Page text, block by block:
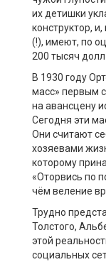
их детишки
конструктор,
(!), имеют, по
200 тысяч
В 1930 году
масс» первым
на авансцену
Сегодня эти
Они считают
хозяевами
которому
«Оторвись по
чём веление
Трудно
Толстого,
этой
социальных